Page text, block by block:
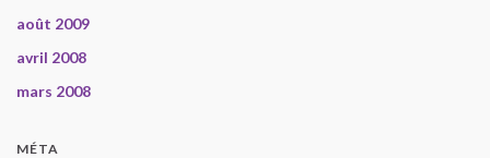
août 2009
avril 2008
mars 2008
MÉTA